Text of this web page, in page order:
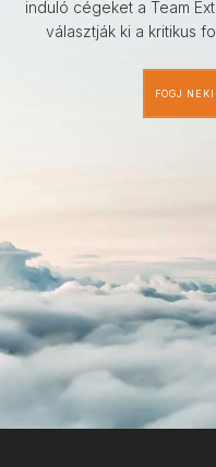
induló cégeket a Team
választják ki a kritikus
FOGJ NEKI